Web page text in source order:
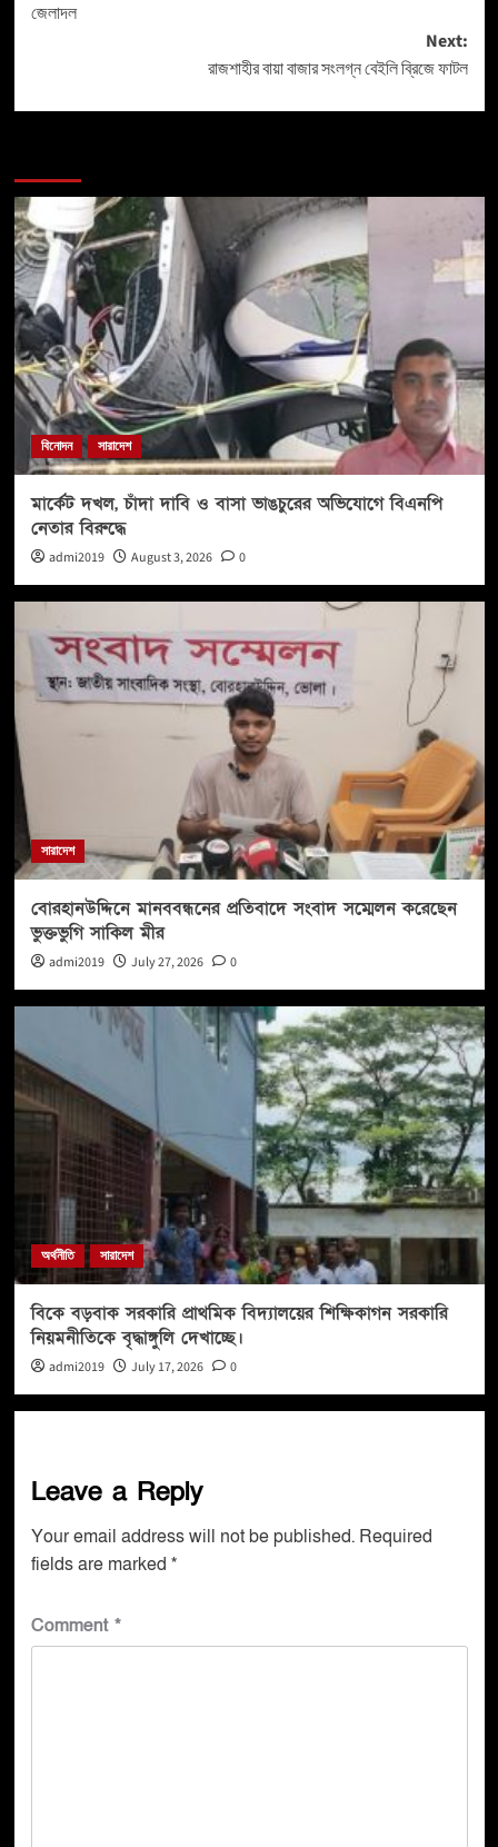
জেলাদল
Next:
রাজশাহীর বায়া বাজার সংলগ্ন বেইলি ব্রিজে ফাটল
বিনোদন সারাদেশ
মার্কেট দখল, চাঁদা দাবি ও বাসা ভাঙচুরের অভিযোগে বিএনপি
নেতার বিরুদ্ধে
admi2019 August 3, 2026 0
সারাদেশ
বোরহানউদ্দিনে মানববন্ধনের প্রতিবাদে সংবাদ সম্মেলন করেছেন
ভুক্তভুগি সাকিল মীর
admi2019 July 27, 2026 0
অর্থনীতি সারাদেশ
বিকে বড়বাক সরকারি প্রাথমিক বিদ্যালয়ের শিক্ষিকাগন সরকারি
নিয়মনীতিকে বৃদ্ধাঙ্গুলি দেখাচ্ছে।
admi2019 July 17, 2026 0
Leave a Reply
Your email address will not be published. Required
fields are marked *
Comment *